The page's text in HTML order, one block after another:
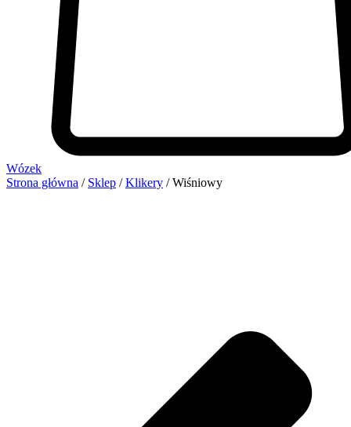
Wózek
Strona główna / Sklep /Klikery / Wiśniowy